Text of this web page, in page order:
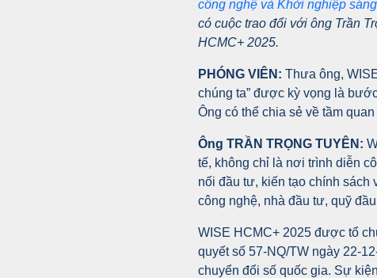
công nghệ và Khởi nghiệp
có cuộc trao đổi với ông Trần
HCMC+ 2025.
PHÓNG VIÊN: Thưa ông,
chúng ta” được kỳ vọng là
Ông có thể chia sẻ về tầm
Ông TRẦN TRỌNG TUYÊN:
tế, không chỉ là nơi trình diễn
nối đầu tư, kiến tạo chính sách
công nghệ, nhà đầu tư, quỹ
WISE HCMC+ 2025 được tổ
quyết số 57-NQ/TW ngày 22-
chuyển đổi số quốc gia. Sự